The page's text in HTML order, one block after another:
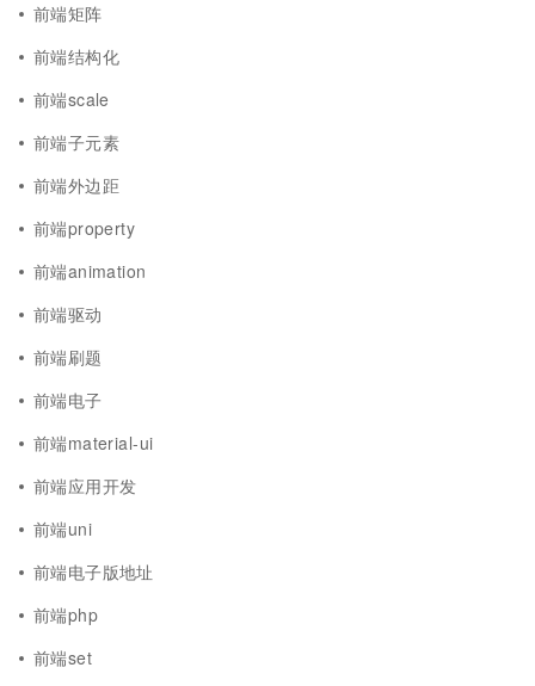
前端矩阵
前端结构化
前端scale
前端子元素
前端外边距
前端property
前端animation
前端驱动
前端刷题
前端电子
前端material-ui
前端应用开发
前端uni
前端电子版地址
前端php
前端set